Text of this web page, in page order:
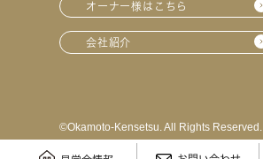
オーナー様はこちら
会社紹介
©︎Okamoto-Kensetsu. All Rights Reserved.